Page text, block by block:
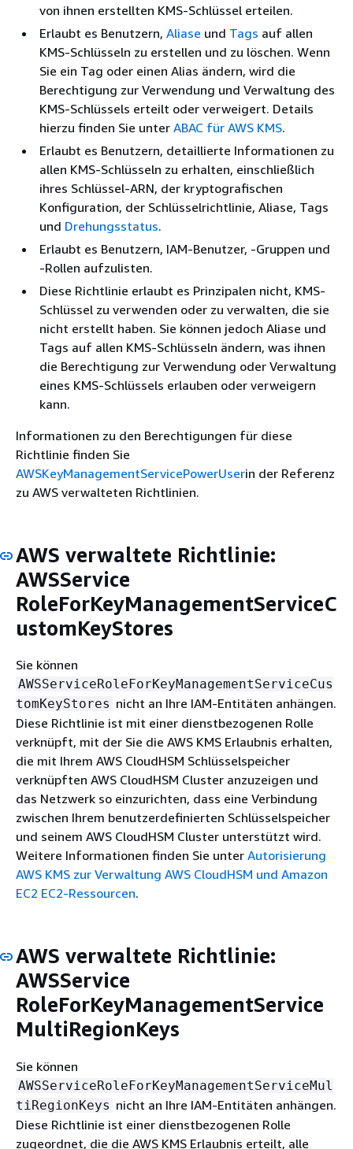
von ihnen erstellten KMS-Schlüssel erteilen.
Erlaubt es Benutzern, Aliase und Tags auf allen
KMS-Schlüsseln zu erstellen und zu löschen. Wenn
Sie ein Tag oder einen Alias ändern, wird die
Berechtigung zur Verwendung und Verwaltung des
KMS-Schlüssels erteilt oder verweigert. Details
hierzu finden Sie unter ABAC für AWS KMS.
Erlaubt es Benutzern, detaillierte Informationen zu
allen KMS-Schlüsseln zu erhalten, einschließlich
ihres Schlüssel-ARN, der kryptografischen
Konfiguration, der Schlüsselrichtlinie, Aliase, Tags
und Drehungsstatus.
Erlaubt es Benutzern, IAM-Benutzer, -Gruppen und
-Rollen aufzulisten.
Diese Richtlinie erlaubt es Prinzipalen nicht, KMS-
Schlüssel zu verwenden oder zu verwalten, die sie
nicht erstellt haben. Sie können jedoch Aliase und
Tags auf allen KMS-Schlüsseln ändern, was ihnen
die Berechtigung zur Verwendung oder Verwaltung
eines KMS-Schlüssels erlauben oder verweigern
kann.
Informationen zu den Berechtigungen für diese
Richtlinie finden Sie
AWSKeyManagementServicePowerUserin der Referenz
zu AWS verwalteten Richtlinien.
AWS verwaltete Richtlinie:
AWSService
RoleForKeyManagementServiceC
ustomKeyStores
Sie können
AWSServiceRoleForKeyManagementServiceCus
tomKeyStores nicht an Ihre IAM-Entitäten anhängen.
Diese Richtlinie ist mit einer dienstbezogenen Rolle
verknüpft, mit der Sie die AWS KMS Erlaubnis erhalten,
die mit Ihrem AWS CloudHSM Schlüsselspeicher
verknüpften AWS CloudHSM Cluster anzuzeigen und
das Netzwerk so einzurichten, dass eine Verbindung
zwischen Ihrem benutzerdefinierten Schlüsselspeicher
und seinem AWS CloudHSM Cluster unterstützt wird.
Weitere Informationen finden Sie unter Autorisierung
AWS KMS zur Verwaltung AWS CloudHSM und Amazon
EC2 EC2-Ressourcen.
AWS verwaltete Richtlinie:
AWSService
RoleForKeyManagementService
MultiRegionKeys
Sie können
AWSServiceRoleForKeyManagementServiceMul
tiRegionKeys nicht an Ihre IAM-Entitäten anhängen.
Diese Richtlinie ist einer dienstbezogenen Rolle
zugeordnet, die die AWS KMS Erlaubnis erteilt, alle